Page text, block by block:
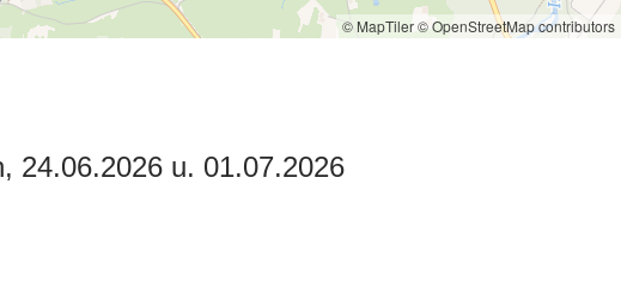
© MapTiler© OpenStreetMap contributors
24.06.2026 u. 01.07.2026